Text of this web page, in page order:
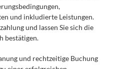
und inkludierte Leistungen.
und lassen Sie sich die
bestätigen.
und rechtzeitige Buchung